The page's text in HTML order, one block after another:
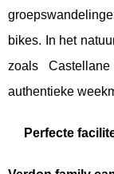
bikes. In het
zoals
authentieke
Perfecte